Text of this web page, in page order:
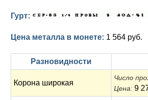
Гурт:
Цена металла в монете: 1 564 руб.
Разновидности
Корона широкая
Число
Цена: 9